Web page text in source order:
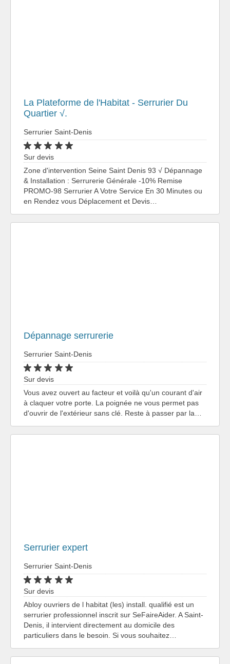
La Plateforme de l'Habitat - Serrurier Du
Quartier √.
Serrurier Saint-Denis
Sur devis
Zone d'intervention Seine Saint Denis 93 √ Dépannage
& Installation : Serrurerie Générale -10% Remise
PROMO-98 Serrurier A Votre Service En 30 Minutes ou
en Rendez vous Déplacement et Devis…
Dépannage serrurerie
Serrurier Saint-Denis
Sur devis
Vous avez ouvert au facteur et voilà qu'un courant d'air
à claquer votre porte. La poignée ne vous permet pas
d'ouvrir de l'extérieur sans clé. Reste à passer par la…
Serrurier expert
Serrurier Saint-Denis
Sur devis
Abloy ouvriers de l habitat (les) install. qualifié est un
serrurier professionnel inscrit sur SeFaireAider. A Saint-
Denis, il intervient directement au domicile des
particuliers dans le besoin. Si vous souhaitez…